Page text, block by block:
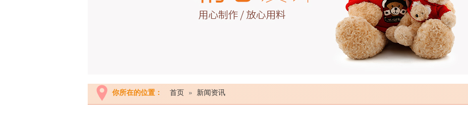
你所在的位置： 首页 » 新闻资讯